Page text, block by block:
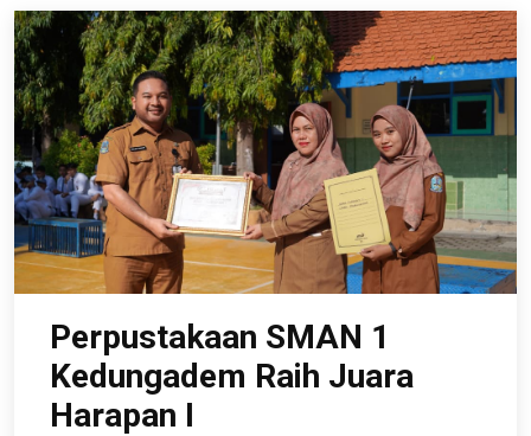
Perpustakaan SMAN 1
Kedungadem Raih Juara
Harapan I